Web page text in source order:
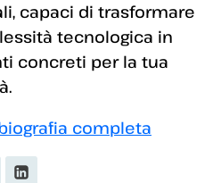
capaci di trasformare
tecnologica in
concreti per la tua
completa